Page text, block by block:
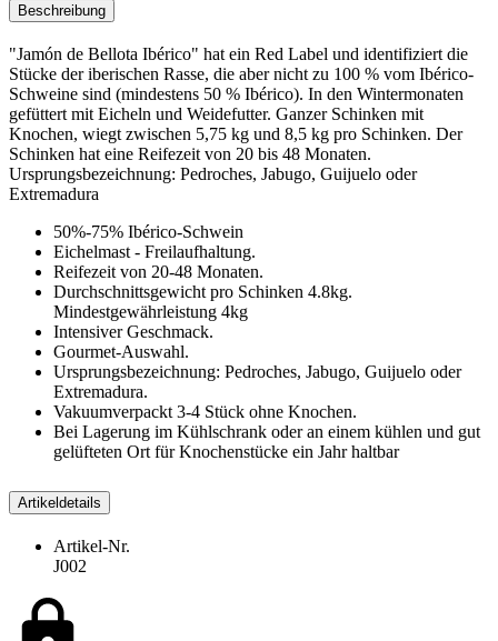
Beschreibung
"Jamón de Bellota Ibérico" hat ein Red Label und identifiziert die
Stücke der iberischen Rasse, die aber nicht zu 100 % vom Ibérico-
Schweine sind (mindestens 50 % Ibérico). In den Wintermonaten
gefüttert mit Eicheln und Weidefutter. Ganzer Schinken mit
Knochen, wiegt zwischen 5,75 kg und 8,5 kg pro Schinken. Der
Schinken hat eine Reifezeit von 20 bis 48 Monaten.
Ursprungsbezeichnung: Pedroches, Jabugo, Guijuelo oder
Extremadura
50%-75% Ibérico-Schwein
Eichelmast - Freilaufhaltung.
Reifezeit von 20-48 Monaten.
Durchschnittsgewicht pro Schinken 4.8kg.
Mindestgewährleistung 4kg
Intensiver Geschmack.
Gourmet-Auswahl.
Ursprungsbezeichnung: Pedroches, Jabugo, Guijuelo oder
Extremadura.
Vakuumverpackt 3-4 Stück ohne Knochen.
Bei Lagerung im Kühlschrank oder an einem kühlen und gut
gelüfteten Ort für Knochenstücke ein Jahr haltbar
Artikeldetails
Artikel-Nr.
J002